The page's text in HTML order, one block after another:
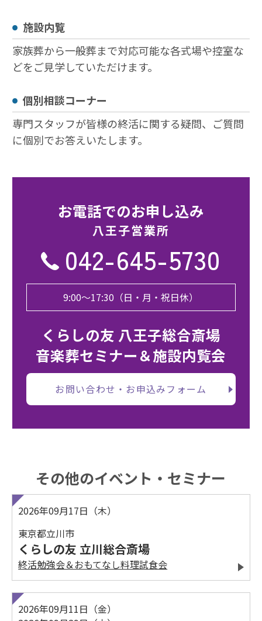
施設内覧
家族葬から一般葬まで対応可能な各式場や控室な
どをご見学していただけます。
個別相談コーナー
専門スタッフが皆様の終活に関する疑問、ご質問
に個別でお答えいたします。
お電話でのお申し込み
八王子営業所
042-645-5730
9:00〜17:30（日・月・祝日休）
くらしの友 八王子総合斎場
音楽葬セミナー＆施設内覧会
お問い合わせ・お申込みフォーム
その他のイベント・セミナー
2026年09月17日（木）
東京都立川市
くらしの友 立川総合斎場
終活勉強会＆おもてなし料理試食会
2026年09月11日（金）